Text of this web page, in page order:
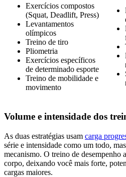
Exercícios compostos
(Squat, Deadlift, Press)
Levantamentos
olímpicos
Treino de tiro
Pliometria
Exercícios específicos
de determinado esporte
Treino de mobilidade e
movimento
Volume e intensidade dos
As duas estratégias usam carga
série e intensidade como um todo,
mecanismo. O treino de desempenho
corpo, deixando você mais forte,
cargas maiores.